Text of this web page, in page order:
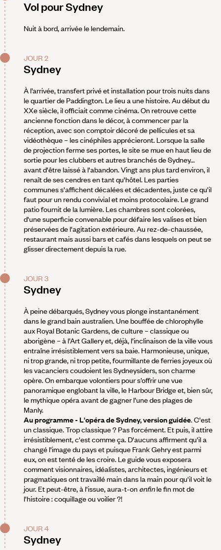
Vol pour Sydney
Nuit à bord, arrivée le lendemain.
JOUR 2
Sydney
À l’arrivée, transfert privé et installation pour trois nuits dans
le quartier de Paddington. Le lieu a une histoire. Au début du
XXe siècle, il officiait comme cinéma. On retrouve cette
ancienne fonction dans le décor, à commencer par la
réception, avec son comptoir décoré de pellicules et sa
vidéothèque – les cinéphiles apprécieront. Lorsque la salle
de projection ferme ses portes, le site se mue en haut lieu de
sortie pour les clubbers et autres branchés de Sydney...
avant d'être laissé à l'abandon. Vingt ans plus tard environ, il
renaît de ses cendres en tant qu'hôtel. Les parties
communes s'affichent décalées et décadentes, juste ce qu'il
faut pour un rendu convivial et moins protocolaire. Le grand
patio fournit de la lumière. Les chambres sont colorées,
d'une superficie convenable pour défaire les valises et bien
préservées de l'agitation extérieure. Au rez-de-chaussée,
restaurant mais aussi bars et cafés dans lesquels on peut se
glisser directement depuis la rue.
JOUR 3
Sydney
À peine débarqués, Sydney vous plonge instantanément
dans le grand bain australien. Une bouffée de chlorophylle
aux Royal Botanic Gardens, de culture – classique ou
aborigène – à l’Art Gallery et, déjà, l’inclinaison de la ville vous
entraîne irrésistiblement vers sa baie. Harmonieuse, unique,
ni trop grande, ni trop petite, fourmillante de ferries joyeux où
les vacanciers coudoient les Sydneysiders, son charme
opère. On embarque volontiers pour s’offrir une vue
panoramique englobant la ville, le Harbour Bridge et, bien sûr,
le mythique opéra avant de gagner l’une des plages de
Manly.
Au programme - L'opéra de Sydney, version guidée. C'est
un classique. Trop classique ? Pas forcément. Et puis, il attire
irrésistiblement, c'est comme ça. D'aucuns affirment qu'il a
changé l'image du pays et puisque Frank Gehry est parmi
eux, on est tenté de les croire. Le guide vous exposera
comment visionnaires, idéalistes, architectes, ingénieurs et
pragmatiques ont travaillé main dans la main pour qu'il voit le
jour. Et peut-être, à l'issue, aura-t-on enfinle fin mot de
l'histoire : coquillage ou voilier ?!
JOUR 4
Sydney